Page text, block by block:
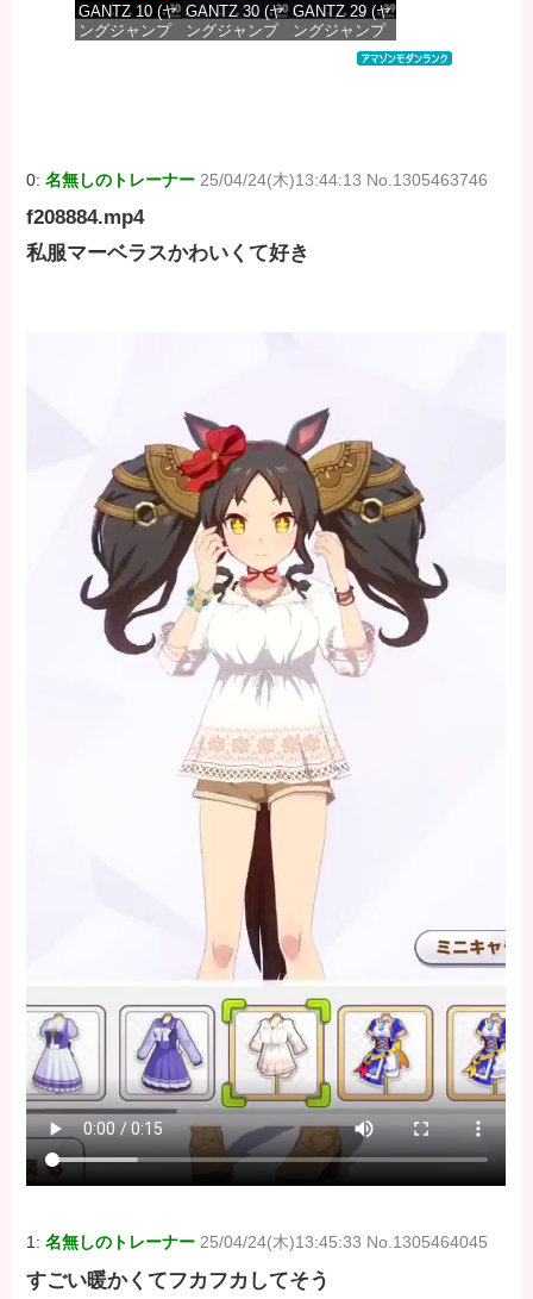
GANTZ 10 (ヤ
ングジャンプ
GANTZ 30 (ヤ
ングジャンプ
GANTZ 29 (ヤ
ングジャンプ
コミックス
0:名無しのトレーナー 25/04/24(木)13:44:13 No.1305463746
f208884.mp4
私服マーベラスかわいくて好き
1:名無しのトレーナー 25/04/24(木)13:45:33 No.1305464045
すごい暖かくてフカフカしてそう